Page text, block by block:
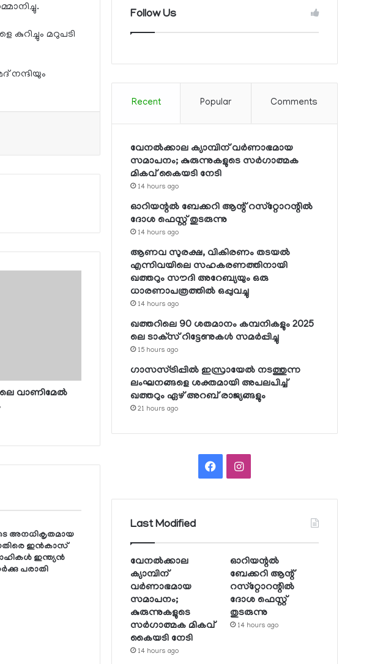
കുറിച്ചും മറുപടി
നന്ദിയും
വാണിമേല്‍
അനധികൃതമായ
ഇന്‍കാസ്
ഇന്ത്യന്‍
പരാതി
Follow Us
Recent Popular Comments
വേനല്‍ക്കാല ക്യാമ്പിന് വര്‍ണാഭമായ
സമാപനം; കുരുന്നുകളുടെ സര്‍ഗാത്മക
മികവ് കൈയടി നേടി
14 hours ago
ഓറിയന്റല്‍ ബേക്കറി ആന്റ് റസ്‌റ്റോറന്റില്‍
ദോശ ഫെസ്റ്റ് തുടരുന്നു
14 hours ago
ആണവ സുരക്ഷ, വികിരണം തടയല്‍
എന്നിവയിലെ സഹകരണത്തിനായി
ഖത്തറും സൗദി അറേബ്യയും ഒരു
ധാരണാപത്രത്തില്‍ ഒപ്പുവച്ചു
14 hours ago
ഖത്തറിലെ 90 ശതമാനം കമ്പനികളും 2025
ലെ ടാക്‌സ് റിട്ടേണുകള്‍ സമര്‍പ്പിച്ചു
15 hours ago
ഗാസസ്ട്രിപ്പില്‍ ഇസ്രായേല്‍ നടത്തുന്ന
ലംഘനങ്ങളെ ശക്തമായി അപലപിച്ച്
ഖത്തറും ഏഴ് അറബ് രാജ്യങ്ങളും
21 hours ago
FacebookInstagram
Last Modified
വേനല്‍ക്കാല
ക്യാമ്പിന്
വര്‍ണാഭമായ
സമാപനം;
കുരുന്നുകളുടെ
സര്‍ഗാത്മക മികവ്
കൈയടി നേടി
14 hours ago
ഓറിയന്റല്‍
ബേക്കറി ആന്റ്
റസ്‌റ്റോറന്റില്‍
ദോശ ഫെസ്റ്റ്
തുടരുന്നു
14 hours ago